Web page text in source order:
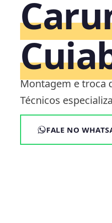
Montagem e troca
Técnicos
FALE NO